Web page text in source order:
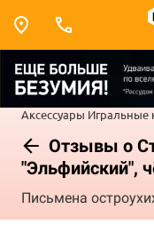
Аксессуары Игральные
Отзывы о
"Эльфийский",
Письмена